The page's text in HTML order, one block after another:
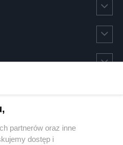
partnerów oraz inne
dostęp i